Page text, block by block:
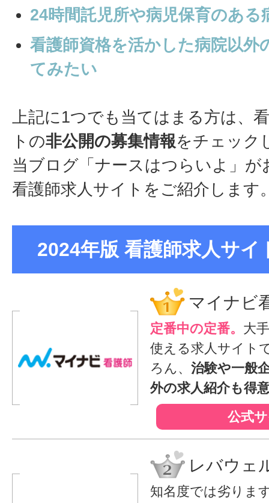
24時間託児所や病児保育のある
看護師資格を活かした病院以外
てみたい
上記に1つでも当てはまる方は、
トの非公開の募集情報をチェック
当ブログ「ナースはつらいよ」が
看護師求人サイトをご紹介します
2024年版 看護師求人サイ
マイナビ
定番中の定番。 大
使える求人サイト
ろん、 治験や一般
外の求人紹介も得
公式
レバウェ
知名度では劣りま